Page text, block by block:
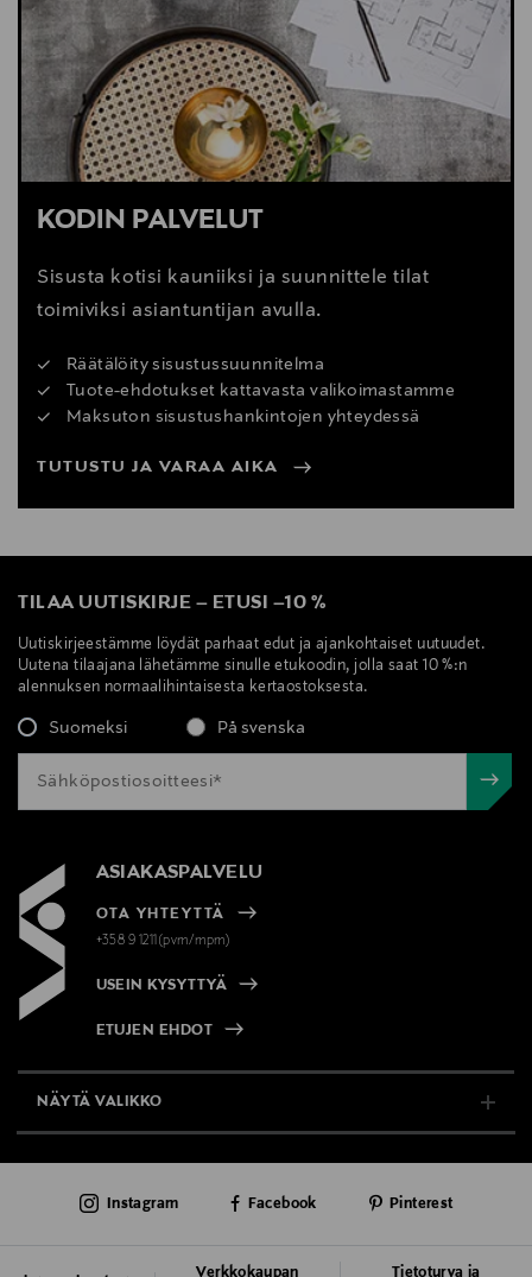
KODIN PALVELUT
Sisusta kotisi kauniiksi ja suunnittele tilat
toimiviksi asiantuntijan avulla.
Räätälöity sisustussuunnitelma
Tuote-ehdotukset kattavasta valikoimastamme
Maksuton sisustushankintojen yhteydessä
TUTUSTU JA VARAA AIKA
TILAA UUTISKIRJE – ETUSI –10 %
Uutiskirjeestämme löydät parhaat edut ja ajankohtaiset uutuudet.
Uutena tilaajana lähetämme sinulle etukoodin, jolla saat 10 %:n
alennuksen normaalihintaisesta kertaostoksesta.
Suomeksi På svenska
ASIAKASPALVELU
OTA YHTEYTTÄ
+358 9 1211(pvm/mpm)
USEIN KYSYTTYÄ
ETUJEN EHDOT
NÄYTÄ VALIKKO
AJANKOHTAISTA
Verkkokaupan Tietoturva ja
Instagram Facebook Pinterest